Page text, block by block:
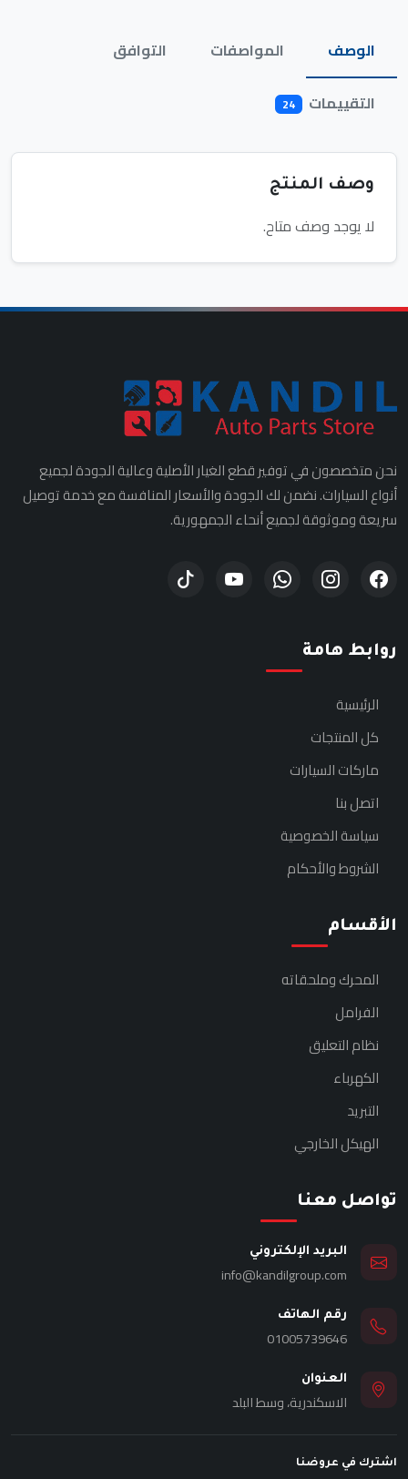
الوصف المواصفات
التوافق
التقييمات
24
وصف المنتج
لا يوجد وصف متاح.
نحن متخصصون في توفير قطع الغيار الأصلية وعالية الجودة لجميع
أنواع السيارات. نضمن لك الجودة والأسعار المنافسة مع خدمة توصيل
سريعة وموثوقة لجميع أنحاء الجمهورية.
روابط هامة
الرئيسية
كل المنتجات
ماركات السيارات
اتصل بنا
سياسة الخصوصية
الشروط والأحكام
الأقسام
المحرك وملحقاته
الفرامل
نظام التعليق
الكهرباء
التبريد
الهيكل الخارجي
تواصل معنا
البريد الإلكتروني
info@kandilgroup.com
رقم الهاتف
01005739646
العنوان
الاسكندرية، وسط البلد
اشترك في عروضنا